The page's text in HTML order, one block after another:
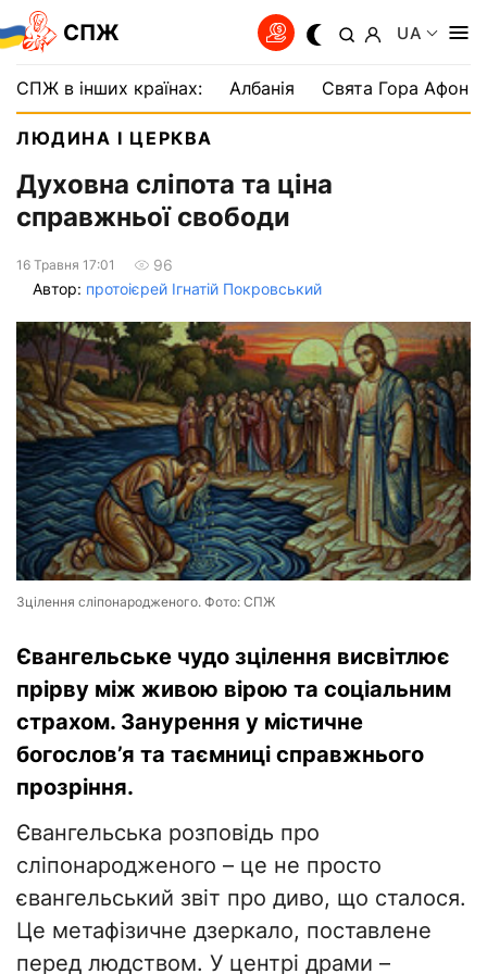
СПЖ UA
СПЖ в інших країнах: Албанія Свята Гора Афон
ЛЮДИНА І ЦЕРКВА
Духовна сліпота та ціна
справжньої свободи
16 Травня 17:01
96
Автор: протоієрей Ігнатій Покровський
Зцілення сліпонародженого. Фото: СПЖ
Євангельське чудо зцілення висвітлює
прірву між живою вірою та соціальним
страхом. Занурення у містичне
богослов’я та таємниці справжнього
прозріння.
Євангельська розповідь про
сліпонародженого – це не просто
євангельський звіт про диво, що сталося.
Це метафізичне дзеркало, поставлене
перед людством. У центрі драми –